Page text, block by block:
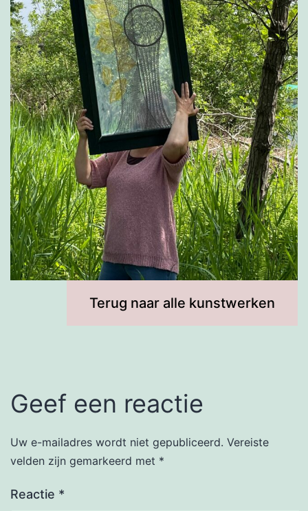
Terug naar alle kunstwerken
Geef een reactie
Uw e-mailadres wordt niet gepubliceerd. Vereiste
velden zijn gemarkeerd met *
Reactie *